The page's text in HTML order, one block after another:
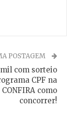
POSTAGEM
mil com sorteio
CPF na
como
concorrer!